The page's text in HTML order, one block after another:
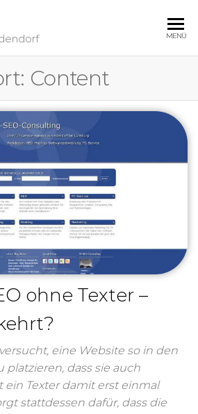
MENÜ
Content
ohne Texter –
eine Website so in den
platzieren, dass sie auch
Texter damit erst einmal
stattdessen dafür, dass die